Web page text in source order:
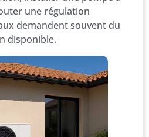
une régulation
demandent souvent du
disponible.